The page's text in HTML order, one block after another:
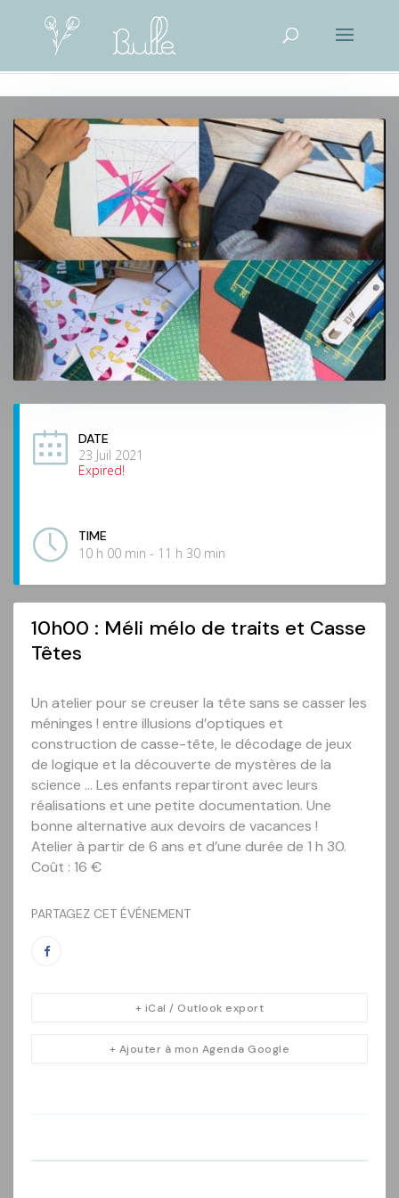
DATE
23 Juil 2021
Expired!
TIME
10 h 00 min - 11 h 30 min
10h00 : Méli mélo de traits et Casse
Têtes
Un atelier pour se creuser la tête sans se casser les
méninges ! entre illusions d’optiques et
construction de casse-tête, le décodage de jeux
de logique et la découverte de mystères de la
science … Les enfants repartiront avec leurs
réalisations et une petite documentation. Une
bonne alternative aux devoirs de vacances !
Atelier à partir de 6 ans et d’une durée de 1 h 30.
Coût : 16 €
PARTAGEZ CET ÉVÉNEMENT
+ Ajouter à mon Agenda Google
+ iCal / Outlook export